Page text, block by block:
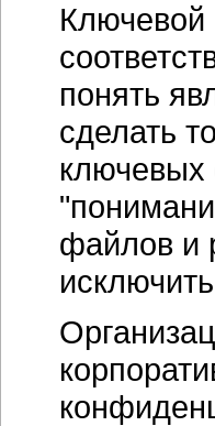
Ключевой
понять
сделать
ключевых
файлов и